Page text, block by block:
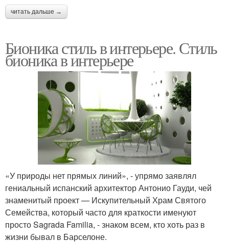
читать дальше →
Бионика стиль в интерьере. Стиль
бионика в интерьере
«У природы нет прямых линий», - упрямо заявлял
гениальный испанский архитектор Антонио Гауди, чей
знаменитый проект — Искупительный Храм Святого
Семейства, который часто для краткости именуют
просто Sagrada Familia, - знаком всем, кто хоть раз в
жизни бывал в Барселоне.